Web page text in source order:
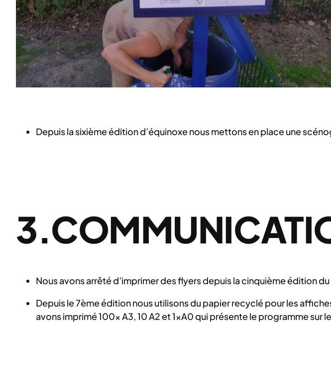
Depuis la sixième édition d’équinoxe nous mettons en place une
Nous avons arrêté d’imprimer des flyers depuis la cinquième édition
Depuis le 7ème édition nous utilisons du papier recyclé pour les
avons imprimé 100x A3, 10 A2 et 1xA0 qui présente le programme sur